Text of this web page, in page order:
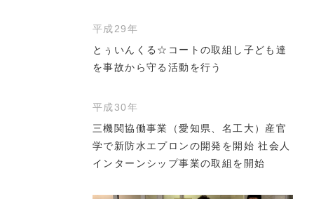
平成29年
とぅいんくる☆コートの取組し子ども達
を事故から守る活動を行う
平成30年
三機関協働事業（愛知県、名工大）産官
学で新防水エプロンの開発を開始 社会人
インターンシップ事業の取組を開始